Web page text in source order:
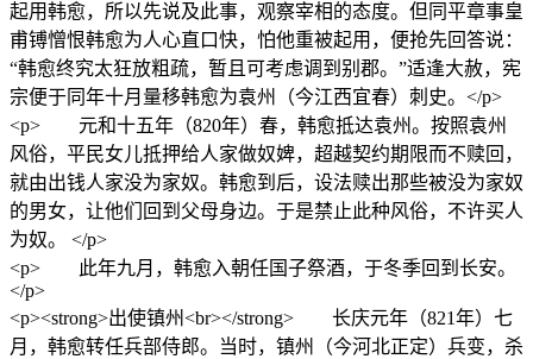
起用韩愈，所以先说及此事，观察宰相的态度。但同平章事皇
甫镈憎恨韩愈为人心直口快，怕他重被起用，便抢先回答说：
“韩愈终究太狂放粗疏，暂且可考虑调到别郡。”适逢大赦，宪
宗便于同年十月量移韩愈为袁州（今江西宜春）刺史。</p>
<p> 元和十五年（820年）春，韩愈抵达袁州。按照袁州
风俗，平民女儿抵押给人家做奴婢，超越契约期限而不赎回，
就由出钱人家没为家奴。韩愈到后，设法赎出那些被没为家奴
的男女，让他们回到父母身边。于是禁止此种风俗，不许买人
为奴。 </p>
<p> 此年九月，韩愈入朝任国子祭酒，于冬季回到长安。
</p>
<p><strong>出使镇州<br></strong> 长庆元年（821年）七
月，韩愈转任兵部侍郎。当时，镇州（今河北正定）兵变，杀